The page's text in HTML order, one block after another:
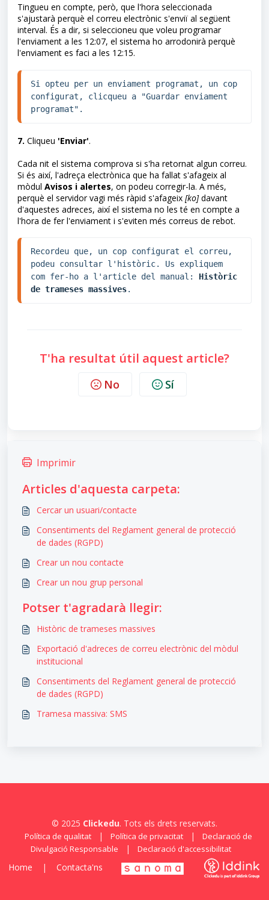
Tingueu en compte, però, que l'hora seleccionada
s'ajustarà perquè el correu electrònic s'enviï al següent
interval. És a dir, si seleccioneu que voleu programar
l'enviament a les 12:07, el sistema ho arrodonirà perquè
l'enviament es faci a les 12:15.
Si opteu per un enviament programat, un cop
configurat, clicqueu a "Guardar enviament
programat".
7. Cliqueu 'Enviar'.
Cada nit el sistema comprova si s'ha retornat algun correu.
Si és així, l'adreça electrònica que ha fallat s'afageix al
mòdul Avisos i alertes, on podeu corregir-la. A més,
perquè el servidor vagi més ràpid s'afageix [ko]davant
d'aquestes adreces, així el sistema no les té en compte a
l'hora de fer l'enviament i s'eviten més correus de rebot.
Recordeu que, un cop configurat el correu,
podeu consultar l'històric. Us expliquem
com fer-ho a l'article del manual: Històric
de trameses massives.
T'ha resultat útil aquest article?
No Sí
Imprimir
Articles d'aquesta carpeta:
Cercar un usuari/contacte
Consentiments del Reglament general de protecció
de dades (RGPD)
Crear un nou contacte
Crear un nou grup personal
Potser t'agradarà llegir:
Històric de trameses massives
Exportació d'adreces de correu electrònic del mòdul
institucional
Consentiments del Reglament general de protecció
de dades (RGPD)
Tramesa massiva: SMS
© 2025 Clickedu. Tots els drets reservats.
Política de qualitat | Política de privacitat |
Declaració de
Divulgació Responsable
| Declaració d'accessibilitat
Home | Contacta'ns